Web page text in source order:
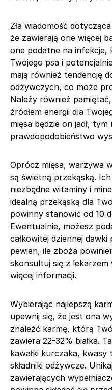
Zła wiadomość
że zawierają one więcej
one podatne na infekcje,
Twojego psa i
mają również tendencję
odżywczych, co może
Należy również
źródłem energii dla
mięsa będzie on jadł, tym
prawdopodobieństwo
Oprócz mięsa, warzywa
są świetną przekąską.
niezbędne witaminy i
idealną przekąską dla
powinny stanowić od 10
Ewentualnie, możesz
całkowitej dziennej
pewien, ile zboża
skonsultuj się z
więcej informacji.
Wybierając najlepszą
upewnij się, że jest ona
znaleźć karmę, którą
zawiera 22-32% białka.
kawałki kurczaka, kwasy
składniki odżywcze.
zawierających